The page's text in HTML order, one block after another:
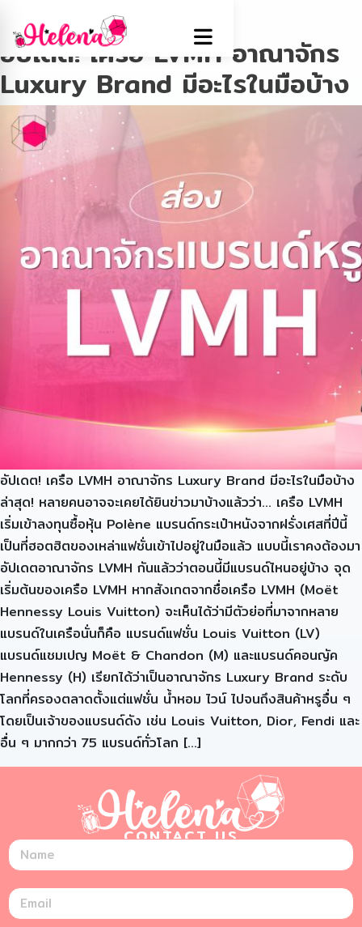
Tag:LVMH
อัปเดต! เครือ LVMH อาณาจักร
Luxury Brand มีอะไรในมือบ้าง
อัปเดต! เครือ LVMH อาณาจักร Luxury Brand มีอะไรในมือบ้าง
ล่าสุด! หลายคนอาจจะเคยได้ยินข่าวมาบ้างแล้วว่า… เครือ LVMH
เริ่มเข้าลงทุนซื้อหุ้น Polène แบรนด์กระเป๋าหนังจากฝรั่งเศสที่ปีนี้
เป็นที่ฮอตฮิตของเหล่าแฟชั่นเข้าไปอยู่ในมือแล้ว แบบนี้เราคงต้องมา
อัปเดตอาณาจักร LVMH กันแล้วว่าตอนนี้มีแบรนด์ไหนอยู่บ้าง จุด
เริ่มต้นของเครือ LVMH หากสังเกตจากชื่อเครือ LVMH (Moët
Hennessy Louis Vuitton) จะเห็นได้ว่ามีตัวย่อที่มาจากหลาย
แบรนด์ในเครือนั่นก็คือ แบรนด์แฟชั่น Louis Vuitton (LV)
แบรนด์แชมเปญ Moët & Chandon (M) และแบรนด์คอนญัค
Hennessy (H) เรียกได้ว่าเป็นอาณาจักร Luxury Brand ระดับ
โลกที่ครองตลาดตั้งแต่แฟชั่น น้ำหอม ไวน์ ไปจนถึงสินค้าหรูอื่น ๆ
โดยเป็นเจ้าของแบรนด์ดัง เช่น Louis Vuitton, Dior, Fendi และ
อื่น ๆ มากกว่า 75 แบรนด์ทั่วโลก […]
CONTACT US